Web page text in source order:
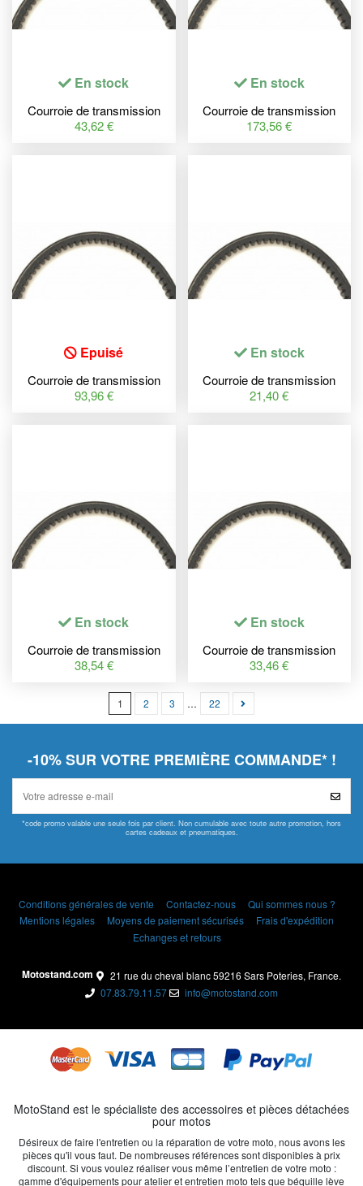
En stock
Courroie de transmission
MITSUBOSHI Premium
43,62 €
En stock
Courroie de transmission
MITSUBOSHI Premium
173,56 €
Epuisé
Courroie de transmission
MITSUBOSHI Premium
93,96 €
En stock
Courroie de transmission
MITSUBOSHI Premium
21,40 €
En stock
Courroie de transmission
MITSUBOSHI Premium
38,54 €
En stock
Courroie de transmission
MITSUBOSHI Premium
33,46 €
1 2 3 … 22
-10% SUR VOTRE PREMIÈRE COMMANDE* !
*code promo valable une seule fois par client. Non cumulable avec toute autre promotion, hors
cartes cadeaux et pneumatiques.
Conditions générales de vente Contactez-nous
Qui sommes nous ?
Mentions légales
Moyens de paiement sécurisés
Frais d'expédition
Echanges et retours
Motostand.com
21 rue du cheval blanc 59216 Sars Poteries, France.
07.83.79.11.57
info@motostand.com
MotoStand est le spécialiste des accessoires et pièces détachées
pour motos
Désireux de faire l'entretien ou la réparation de votre moto, nous avons les
pièces qu'il vous faut. De nombreuses références sont disponibles à prix
discount. Si vous voulez réaliser vous même l’entretien de votre moto :
gamme d'équipements pour atelier et entretien moto tels que béquille lève